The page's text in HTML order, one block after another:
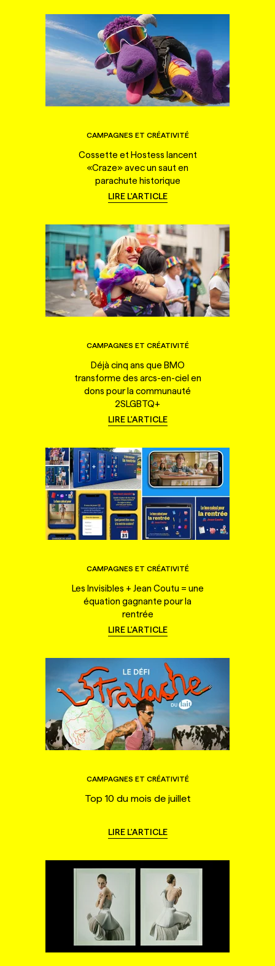
CAMPAGNES ET CRÉATIVITÉ
Cossette et Hostess lancent
«Craze» avec un saut en
parachute historique
LIRE L'ARTICLE
CAMPAGNES ET CRÉATIVITÉ
Déjà cinq ans que BMO
transforme des arcs-en-ciel en
dons pour la communauté
2SLGBTQ+
LIRE L'ARTICLE
CAMPAGNES ET CRÉATIVITÉ
Les Invisibles + Jean Coutu = une
équation gagnante pour la
rentrée
LIRE L'ARTICLE
CAMPAGNES ET CRÉATIVITÉ
Top 10 du mois de juillet
LIRE L'ARTICLE